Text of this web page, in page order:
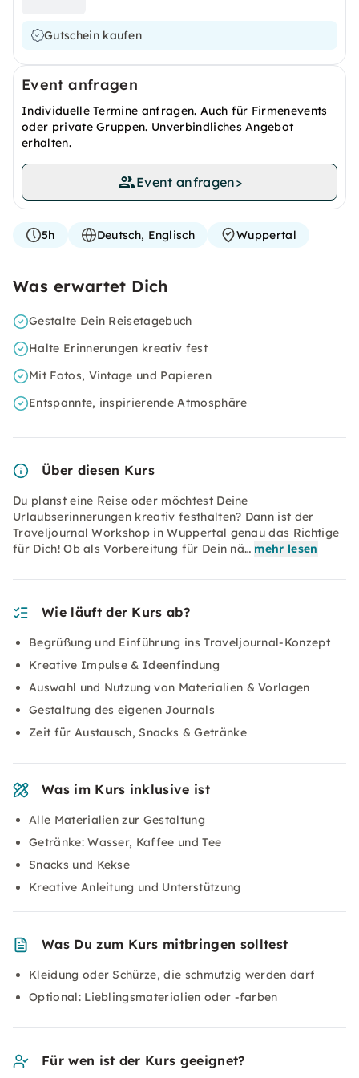
Gutschein kaufen
Event anfragen
Individuelle Termine anfragen. Auch für Firmenevents
oder private Gruppen. Unverbindliches Angebot
erhalten.
Event anfragen>
5h Deutsch, Englisch Wuppertal
Was erwartet Dich
Gestalte Dein Reisetagebuch
Halte Erinnerungen kreativ fest
Mit Fotos, Vintage und Papieren
Entspannte, inspirierende Atmosphäre
Über diesen Kurs
Du planst eine Reise oder möchtest Deine
Urlaubserinnerungen kreativ festhalten? Dann ist der
Traveljournal Workshop in Wuppertal genau das Richtige
für Dich! Ob als Vorbereitung für Dein nä… mehr lesen
Wie läuft der Kurs ab?
Begrüßung und Einführung ins Traveljournal-Konzept
Kreative Impulse & Ideenfindung
Auswahl und Nutzung von Materialien & Vorlagen
Gestaltung des eigenen Journals
Zeit für Austausch, Snacks & Getränke
Was im Kurs inklusive ist
Alle Materialien zur Gestaltung
Getränke: Wasser, Kaffee und Tee
Snacks und Kekse
Kreative Anleitung und Unterstützung
Was Du zum Kurs mitbringen solltest
Kleidung oder Schürze, die schmutzig werden darf
Optional: Lieblingsmaterialien oder -farben
Für wen ist der Kurs geeignet?